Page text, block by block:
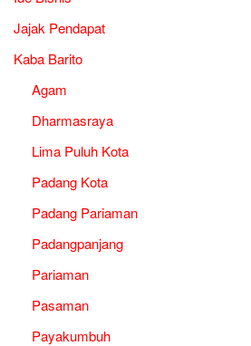
Jajak Pendapat
Kaba Barito
Agam
Dharmasraya
Lima Puluh Kota
Padang Kota
Padang Pariaman
Padangpanjang
Pariaman
Pasaman
Payakumbuh